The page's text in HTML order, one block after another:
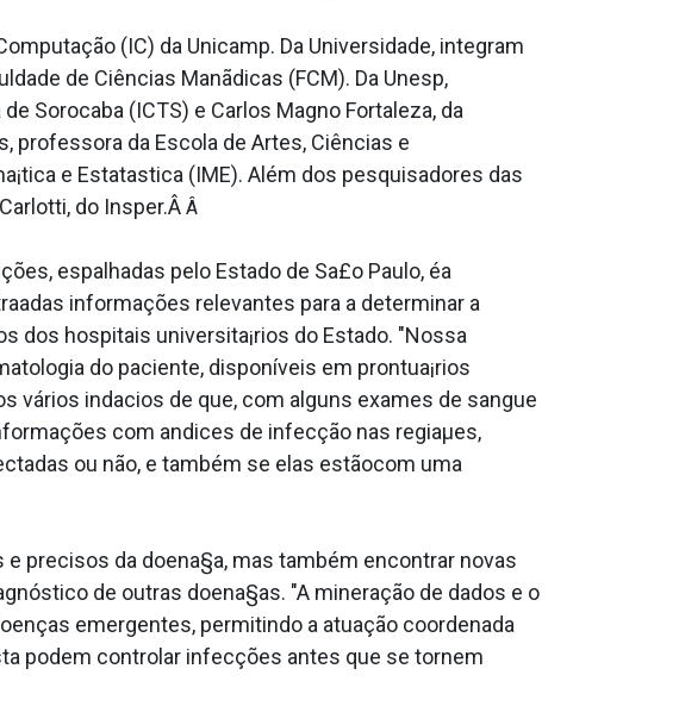
(IC) da Unicamp. Da Universidade, integram
de Ciências Manãdicas (FCM). Da Unesp,
Sorocaba (ICTS) e Carlos Magno Fortaleza, da
professora da Escola de Artes, Ciências e
e Estata­stica (IME). Além dos pesquisadores das
do Insper.Â Â
espalhadas pelo Estado de Sa£o Paulo, éa
informações relevantes para a determinar a
dos hospitais universita¡rios do Estado. "Nossa
do paciente, disponí­veis em prontua¡rios
vários inda­cios de que, com alguns exames de sangue
com a­ndices de infecção nas regiaµes,
ou não, e também se elas estãocom uma
precisos da doena§a, mas também encontrar novas
de outras doena§as. "A mineração de dados e o
emergentes, permitindo a atuação coordenada
podem controlar infecções antes que se tornem